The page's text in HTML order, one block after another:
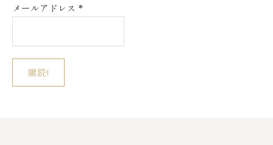
メールアドレス *